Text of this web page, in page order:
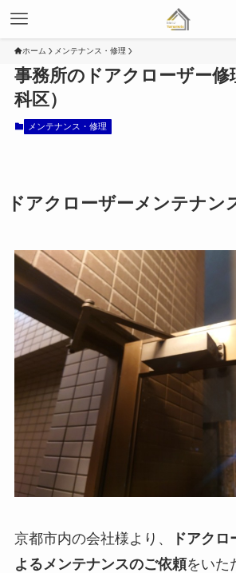
ホーム メンテナンス・修理
事務所のドアクローザー修
科区）
メンテナンス・修理
ドアクローザーメンテナン
京都市内の会社様より、
ドアク
よるメンテナンスのご依頼をいた